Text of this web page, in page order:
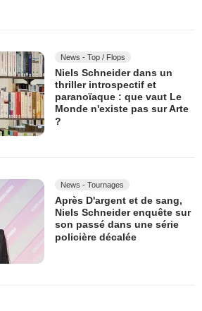
News - Top / Flops
Niels Schneider dans un
thriller introspectif et
paranoïaque : que vaut Le
Monde n'existe pas sur Arte
?
News - Tournages
Après D'argent et de sang,
Niels Schneider enquête sur
son passé dans une série
policière décalée